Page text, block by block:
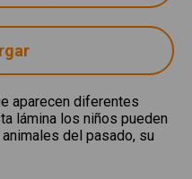
aparecen diferentes
lámina los niños pueden
del pasado, su